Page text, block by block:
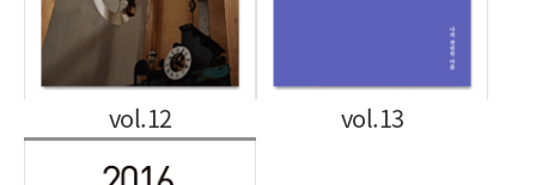
vol.12 vol.13